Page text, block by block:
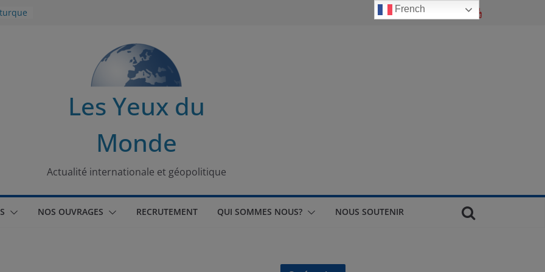
Les Yeux du
Monde
Actualité internationale et géopolitique
NOS OUVRAGES RECRUTEMENT QUI SOMMES NOUS? NOUS SOUTENIR
French